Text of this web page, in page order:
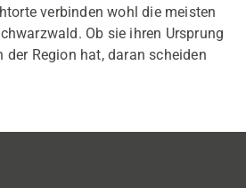
verbinden wohl die meisten
Ob sie ihren Ursprung
Region hat, daran scheiden